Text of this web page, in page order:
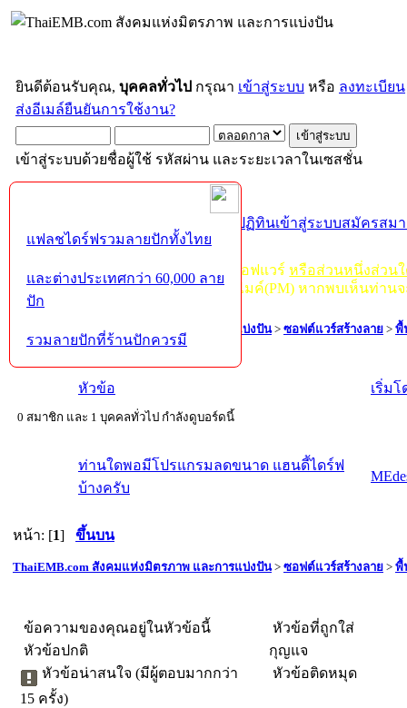
ยินดีต้อนรับคุณ, บุคคลทั่วไป กรุณา เข้าสู่ระบบ หรือ ลงทะเบียน
ส่งอีเมล์ยืนยันการใช้งาน?
เข้าสู่ระบบด้วยชื่อผู้ใช้ รหัสผ่าน และระยะเวลาในเซสชั่น
ปฏิทินเข้าสู่ระบบสมัครสม
กฏ-กติกา :ห้ามจำหน่าย, จ่ายแจก ซอฟแวร์หรือส่วนหนึ่งส่วน
ไม่ว่าจะเป็นทางหน้าบอร์ด หรือหลังไมค์(PM) หากพบเห็นท่าน
ThaiEMB.com สังคมแห่งมิตรภาพ และการแบ่งปัน> ซอฟต์แวร์สร้างลาย > พื้
หัวข้อ
เริ่ม
0 สมาชิก และ 1 บุคคลทั่วไป กำลังดูบอร์ดนี้
ท่านใดพอมีโปรแกรมลดขนาด แฮนดี้ไดร์ฟ
บ้างครับ
หน้า: [1] ขึ้นบน
ThaiEMB.com สังคมแห่งมิตรภาพ และการแบ่งปัน> ซอฟต์แวร์สร้างลาย > พื้
ข้อความของคุณอยู่ในหัวข้อนี้
หัวข้อปกติ
หัวข้อน่าสนใจ (มีผู้ตอบมากกว่า
15 ครั้ง)
หัวข้อที่ถูกใส่
กุญแจ
หัวข้อติดหมุด
แฟลชไดร์ฟรวมลายปักทั้งไทย
และต่างประเทศกว่า 60,000 ลาย
ปัก
รวมลายปักที่ร้านปักควรมี